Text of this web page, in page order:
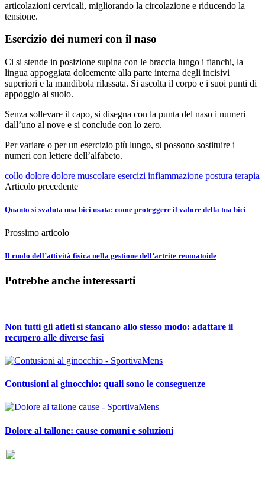
articolazioni cervicali, migliorando la circolazione e riducendo la
tensione.
Esercizio dei numeri con il naso
Ci si stende in posizione supina con le braccia lungo i fianchi, la
lingua appoggiata dolcemente alla parte interna degli incisivi
superiori e la mandibola rilassata. Si ascolta il corpo e i suoi punti di
appoggio al suolo.
Senza sollevare il capo, si disegna con la punta del naso i numeri
dall’uno al nove e si conclude con lo zero.
Per variare o per un esercizio più lungo, si possono sostituire i
numeri con lettere dell’alfabeto.
collo dolore dolore muscolare esercizi infiammazione postura terapia
Articolo precedente
Quanto si svaluta una bici usata: come proteggere il valore della tua bici
Prossimo articolo
Il ruolo dell’attività fisica nella gestione dell’artrite reumatoide
Potrebbe anche interessarti
Non tutti gli atleti si stancano allo stesso modo: adattare il
recupero alle diverse fasi
Contusioni al ginocchio: quali sono le conseguenze
Dolore al tallone: cause comuni e soluzioni